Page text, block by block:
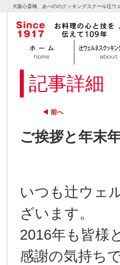
大阪心斎橋、あべののクッキングスクール辻ウ
記事詳細
◀ 前へ
ご挨拶と年末
いつも辻ウェ
ざいます。
2016年も皆様
感謝の気持ち